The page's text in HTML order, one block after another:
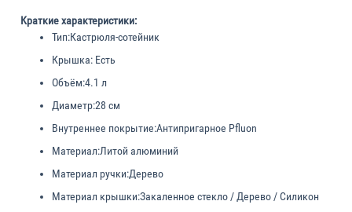
Краткие характеристики:
Тип:Кастрюля-сотейник
Крышка: Есть
Объём:4.1 л
Диаметр:28 см
Внутреннее покрытие:Антипригарное Pfluon
Материал:Литой алюминий
Материал ручки:Дерево
Материал крышки:Закаленное стекло / Дерево / Силикон